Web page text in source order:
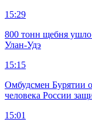
15:29
800 тонн щебня ушло
Улан-Удэ
15:15
Омбудсмен Бурятии
человека России
15:01